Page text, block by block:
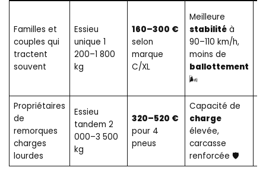
Familles et
couples qui
tractent
souvent
Essieu
unique 1
200–1 800
kg
160–300 €
selon
marque
C/XL
Meilleure
stabilitéà
90–110 km/h,
moins de
ballottement
🌬️
Propriétaires
de
remorques
charges
lourdes
Essieu
tandem 2
000–3 500
kg
320–520 €
pour 4
pneus
Capacité de
charge
élevée,
carcasse
renforcée 🛡️